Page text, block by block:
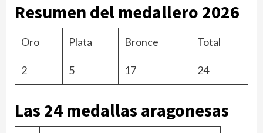
Resumen del medallero 2026
Oro Plata Bronce Total
2 5 17 24
Las 24 medallas aragonesas